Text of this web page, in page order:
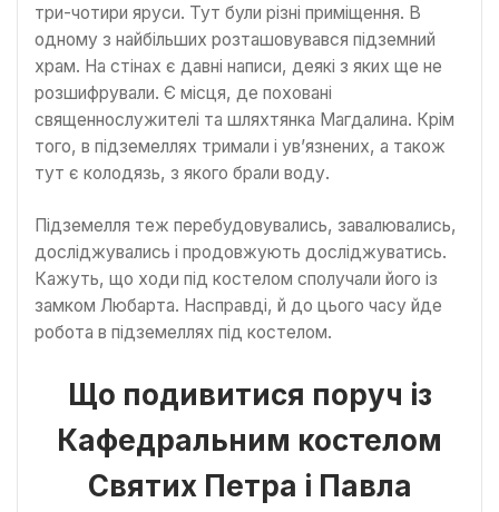
три-чотири яруси. Тут були різні приміщення. В
одному з найбільших розташовувався підземний
храм. На стінах є давні написи, деякі з яких ще не
розшифрували. Є місця, де поховані
священнослужителі та шляхтянка Магдалина. Крім
того, в підземеллях тримали і ув’язнених, а також
тут є колодязь, з якого брали воду.
Підземелля теж перебудовувались, завалювались,
досліджувались і продовжують досліджуватись.
Кажуть, що ходи під костелом сполучали його із
замком Любарта. Насправді, й до цього часу йде
робота в підземеллях під костелом.
Що подивитися поруч із
Кафедральним костелом
Святих Петра і Павла